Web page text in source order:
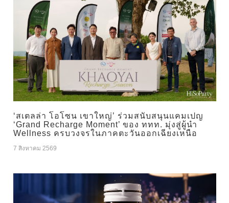
‘สเตลล่า โอโซน เขาใหญ่’ ร่วมสนับสนุนแคมเปญ
‘Grand Recharge Moment’ ของ ททท. มุ่งสู่ผู้นำ
Wellness ครบวงจรในภาคตะวันออกเฉียงเหนือ
7 สิงหาคม 2569